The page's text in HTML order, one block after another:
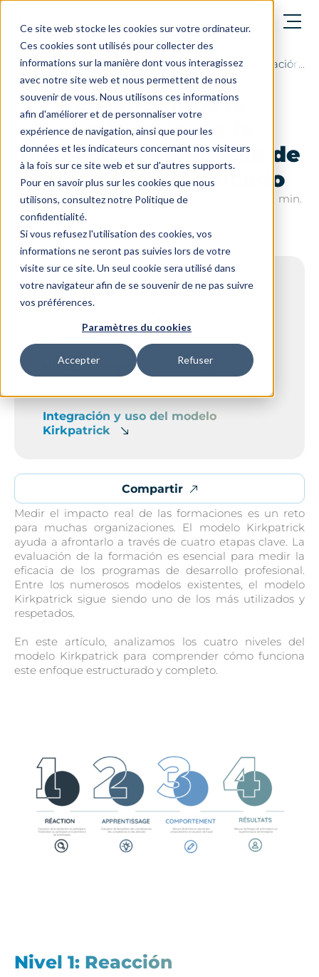
Ce site web stocke les cookies sur votre ordinateur.
Ces cookies sont utilisés pour collecter des
informations sur la manière dont vous interagissez
avec notre site web et nous permettent de nous
souvenir de vous. Nous utilisons ces informations
afin d'améliorer et de personnaliser votre
expérience de navigation, ainsi que pour les
données et les indicateurs concernant nos visiteurs
à la fois sur ce site web et sur d'autres supports.
Pour en savoir plus sur les cookies que nous
utilisons, consultez notre Politique de
confidentialité.
Si vous refusez l'utilisation des cookies, vos
informations ne seront pas suivies lors de votre
visite sur ce site. Un seul cookie sera utilisé dans
votre navigateur afin de se souvenir de ne pas suivre
vos préférences.
Paramètres du cookies
Accepter Refuser
abrir el menú
El blog Las noticias de SoWeRise, la evaluación
Entendamos la
evaluación de la
formación: el modelo de
Kirkpatrick explicado
Última actualización el: 18 de febrero de 2025 - 10 min.
sumario
Nivel 2: Aprendizaje
Nivel 3: Comportamiento
Integración y uso del modelo
Kirkpatrick
Compartir
Medir el impacto real de las formaciones es un reto
para muchas organizaciones. El modelo Kirkpatrick
ayuda a afrontarlo a través de cuatro etapas clave. La
evaluación de la formación es esencial para medir la
eficacia de los programas de desarrollo profesional.
Entre los numerosos modelos existentes, el modelo
Kirkpatrick sigue siendo uno de los más utilizados y
respetados.
En este artículo, analizamos los cuatro niveles del
modelo Kirkpatrick para comprender cómo funciona
este enfoque estructurado y completo.
Nivel 1: Reacción